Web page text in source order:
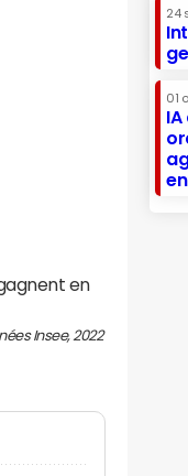
en
Insee, 2022
24
01
IA